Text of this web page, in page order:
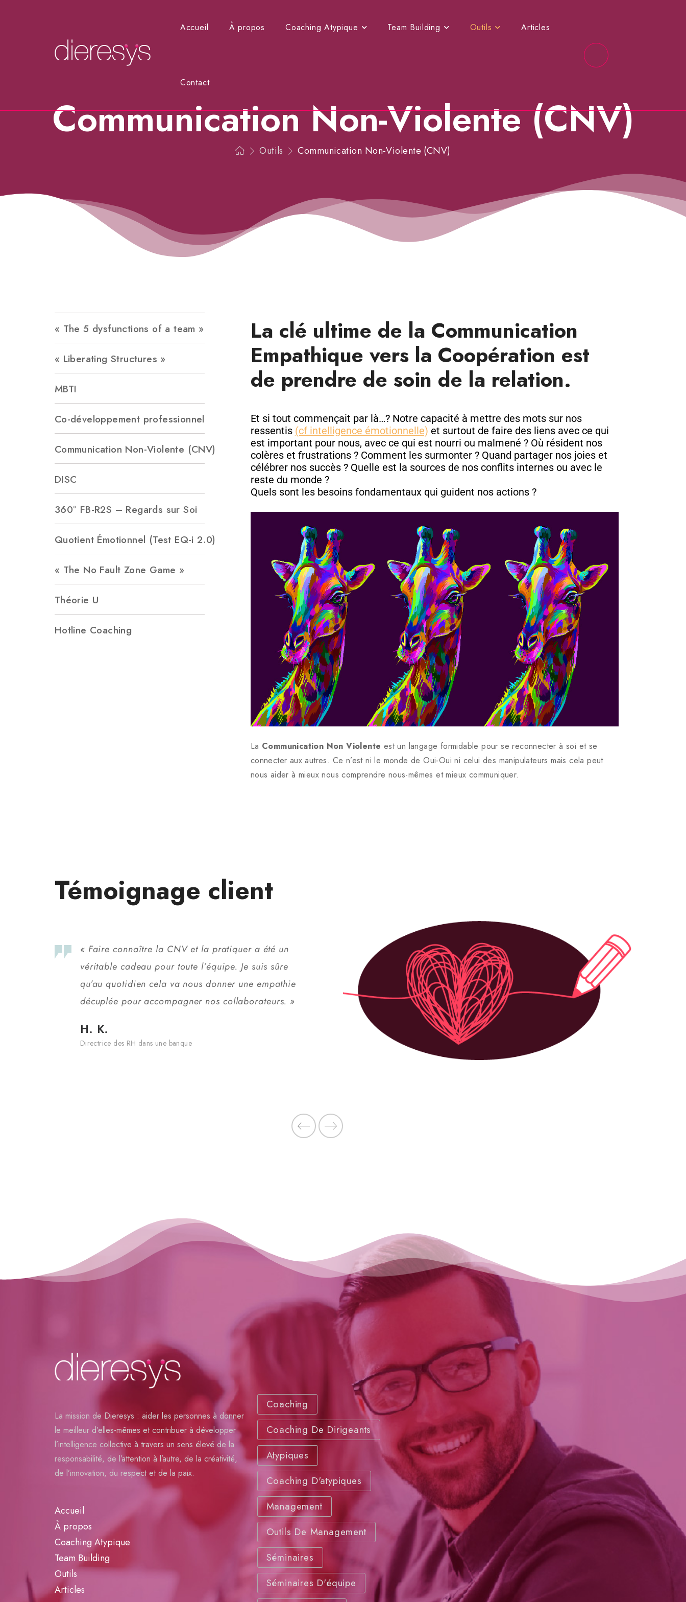
Accueil À propos Coaching Atypique Team Building Outils Articles
Contact
Communication Non-Violente (CNV)
Outils Communication Non-Violente (CNV)
« The 5 dysfunctions of a team »
« Liberating Structures »
MBTI
Co-développement professionnel
Communication Non-Violente (CNV)
DISC
360° FB-R2S – Regards sur Soi
Quotient Émotionnel (Test EQ-i 2.0)
« The No Fault Zone Game »
Théorie U
Hotline Coaching
La clé ultime de la Communication
Empathique vers la Coopération est
de prendre de soin de la relation.
Et si tout commençait par là…? Notre capacité à mettre des mots sur nos
ressentis (cf intelligence émotionnelle) et surtout de faire des liens avec ce qui
est important pour nous, avec ce qui est nourri ou malmené ? Où résident nos
colères et frustrations ? Comment les surmonter ? Quand partager nos joies et
célébrer nos succès ? Quelle est la sources de nos conflits internes ou avec le
reste du monde ?
Quels sont les besoins fondamentaux qui guident nos actions ?
La Communication Non Violente est un langage formidable pour se reconnecter à soi et se
connecter aux autres. Ce n’est ni le monde de Oui-Oui ni celui des manipulateurs mais cela peut
nous aider à mieux nous comprendre nous-mêmes et mieux communiquer.
Témoignage client
« Faire connaître la CNV et la pratiquer a été un
véritable cadeau pour toute l’équipe. Je suis sûre
qu’au quotidien cela va nous donner une empathie
décuplée pour accompagner nos collaborateurs. »
H. K.
Directrice des RH dans une banque
« En m’inscrivant à cette formation je ne
m’attendais pas du tout à cela. Je suis très
agréablement surpris. Et je remercie mes collègues
de leur ouverture à parler de ces sujets plutôt tabou
chez nous. J’ai des clés pour donner et demander
des feedbacks de qualité avec de la valeur ajoutée.
On passe en niveau deux si je puis dire. »
La mission de Dieresys : aider les personnes à donner
le meilleur d’elles-mêmes et contribuer à développer
l’intelligence collective à travers un sens élevé de la
responsabilité, de l’attention à l’autre, de la créativité,
de l’innovation, du respect et de la paix.
Accueil
À propos
Coaching Atypique
Team Building
Outils
Articles
Coaching
Coaching De Dirigeants
Atypiques
Coaching D'atypiques
Management
Outils De Management
Séminaires
Séminaires D'équipe